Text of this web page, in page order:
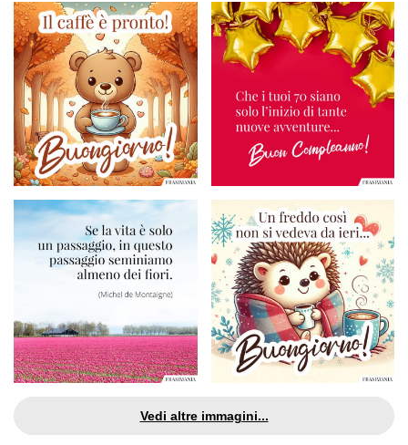
Vedi altre immagini...